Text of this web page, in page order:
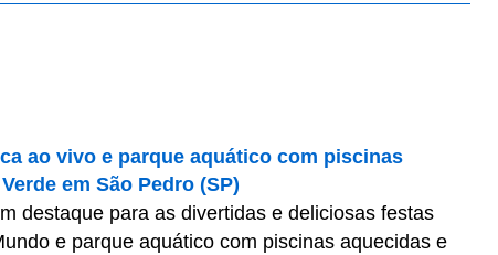
ao vivo e parque aquático com piscinas
em São Pedro (SP)
destaque para as divertidas e deliciosas festas
e parque aquático com piscinas aquecidas e